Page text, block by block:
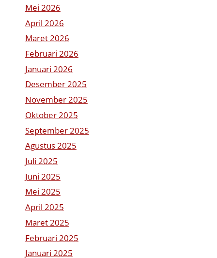
Mei 2026
April 2026
Maret 2026
Februari 2026
Januari 2026
Desember 2025
November 2025
Oktober 2025
September 2025
Agustus 2025
Juli 2025
Juni 2025
Mei 2025
April 2025
Maret 2025
Februari 2025
Januari 2025